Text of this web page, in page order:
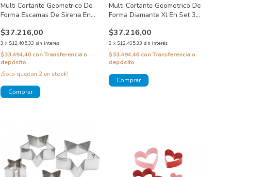
Multi Cortante Geometrico De
Forma Escamas De Sirena En
$37.216,00
3 x $12.405,33 sin interés
$33.494,40 conTransferencia o
depósito
¡Solo quedan 2 en stock!
Multi Cortante Geometrico De
Forma Diamante Xl En Set 3
$37.216,00
3 x $12.405,33 sin interés
$33.494,40 con Transferencia o
depósito